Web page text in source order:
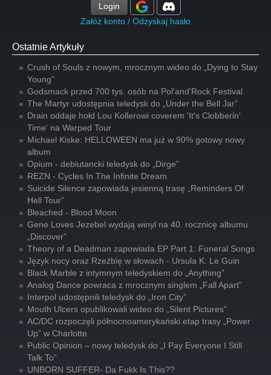
Login
Załóż konto / Odzyskaj hasło
Ostatnie Artykuły
Crush of Souls z nowym, mrocznym wideo do „Dying to Stay
Young”
Godsmack przed 700 tys. osób na Pol'and'Rock Festival
The Martyr udostępnia teledysk do „Under the Bell Jar”
Drain oddaje hołd Lou Kollerowi coverem 'It's Clobberin'
Time' na Warped Tour
Michael Kiske: HELLOWEEN ma już w 90% gotowy nowy
album
Opium - debiutancki teledysk do „Dirge”
REZN - Cycles In The Infinite Dream
Suicide Silence zapowiada jesienną trasę „Reminders Of
Hell Tour”
Bleached - Blood Moon
Gene Loves Jezebel wydają winyl na 40. rocznicę albumu
„Discover”
Theory of a Deadman zapowiada EP Part 1: Funeral Songs
Język nocy oraz Rzeźbię w słowach - Ursula K. Le Guin
Black Marble z intymnym teledyskiem do „Anything”
Analog Dance powraca z mrocznym singlem „Fall Apart”
Interpol udostępnili teledysk do „Iron City”
Mouth Ulcers opublikowali wideo do „Silent Pictures”
AC/DC rozpoczęli północnoamerykański etap trasy „Power
Up” w Charlotte
Public Opinion – nowy teledysk do „I Pay Everyone I Still
Talk To”
UNBORN SUFFER- Da Fukk Is This??